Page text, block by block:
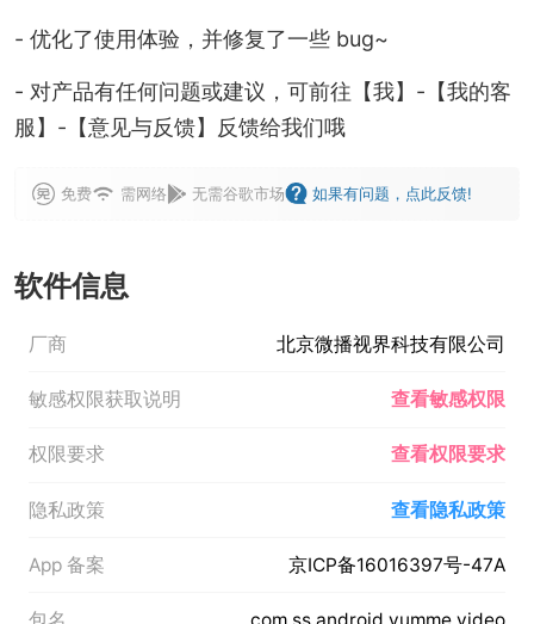
- 优化了使用体验，并修复了一些 bug~
- 对产品有任何问题或建议，可前往【我】-【我的客
服】-【意见与反馈】反馈给我们哦
免费 需网络 无需谷歌市场 如果有问题，点此反馈!
软件信息
厂商 北京微播视界科技有限公司
敏感权限获取说明 查看敏感权限
权限要求 查看权限要求
隐私政策 查看隐私政策
App 备案 京ICP备16016397号-47A
包名 com.ss.android.yumme.video